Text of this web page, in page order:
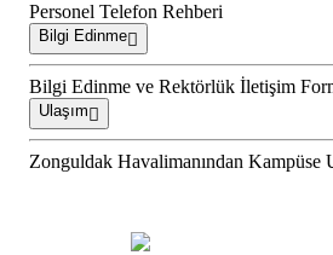
Personel Telefon Rehberi
Bilgi Edinme
Bilgi Edinme ve Rektörlük İletişim
Ulaşım
Zonguldak Havalimanından Kampüse